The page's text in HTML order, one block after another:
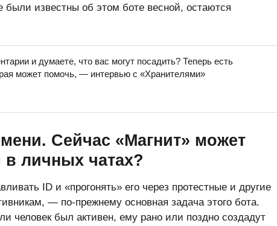
были известны об этом боте весной, остаются
и думаете, что вас могут посадить? Теперь есть
может помочь, — интервью с «Хранителями»
Сейчас «Магнит» может
личных чатах?
ID и «прогонять» его через протестные и другие
— по-прежнему основная задача этого бота.
человек был активен, ему рано или поздно создадут